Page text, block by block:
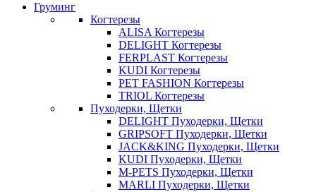
Груминг
Когтерезы
ALISA Когтерезы
DELIGHT Когтерезы
FERPLAST Когтерезы
KUDI Когтерезы
PET FASHION Когтерезы
TRIOL Когтерезы
Пуходерки, Щетки
DELIGHT Пуходерки, Щетки
GRIPSOFT Пуходерки, Щетки
JACK&KING Пуходерки, Щетки
KUDI Пуходерки, Щетки
M-PETS Пуходерки, Щетки
MARLI Пуходерки, Щетки